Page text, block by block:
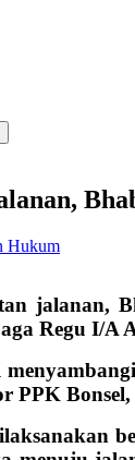
Hukum
jalanan,
Regu I/A
Bonsel,